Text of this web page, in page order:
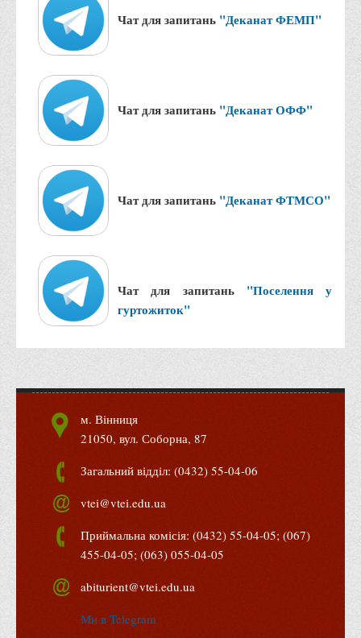
Правила безпечної поведінки учасників освітнього процесу в
умовах війни
Що можна і не можна знімати, показувати під час війни
Контакти державних та громадських організацій, які
допомагають тим, хто пережили сексуальне насильство,
пов'язане з конфліктом та їх родинам у Вінницькій області
10 точних фактів про наркотики. З’ясуй правду про
наркотики. Врятуй чиєсь життя
Контакти
3D тур
SEL
Smart Electronic Learning
Репозиторій
Факультети
Обліково-фінансовий
Торгівлі, маркетингу та сфери обслуговування
Економіки, менеджменту та права
Кафедри
Маркетингу та реклами
Товарознавства, експертизи та торговельного
підприємництва
Чат для запитань "Деканат ФЕМП"
Чат для запитань "Деканат ОФФ"
Чат для запитань "Деканат ФТМСО"
Чат для запитань "Поселення у
гуртожиток"
м. Вінниця
21050, вул. Соборна, 87
Загальний відділ: (0432) 55-04-06
vtei@vtei.edu.ua
Приймальна комісія: (0432) 55-04-05; (067)
455-04-05; (063) 055-04-05
abiturient@vtei.edu.ua
Ми в Telegram